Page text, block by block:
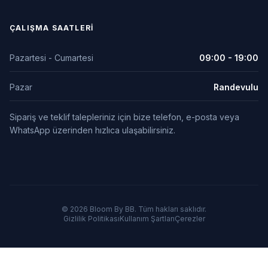
ÇALIŞMA SAATLERI
Pazartesi - Cumartesi 09:00 - 19:00
Pazar Randevulu
Sipariş ve teklif talepleriniz için bize telefon, e-posta veya
WhatsApp üzerinden hızlıca ulaşabilirsiniz.
© 2026 Bloom By BB. Tüm hakları saklıdır.
Gizlilik PolitikasıKullanım ŞartlarıÇerezler